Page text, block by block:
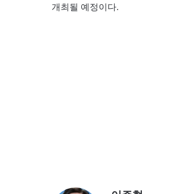
개최될 예정이다.